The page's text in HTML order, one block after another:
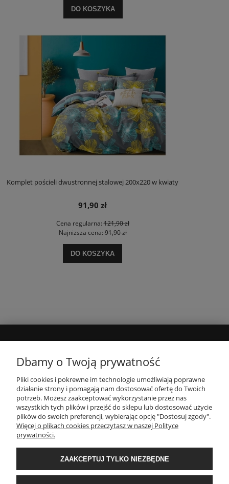
DO KOSZYKA
Komplet pościeli dwustronnej stalowej 200x220 w kwiaty
91,90 zł
Cena regularna:121,90 zł
Najniższa cena:91,90 zł
DO KOSZYKA
INFORMACJE
PŁATNOŚCI I DOSTAWA
O NAS
POPULARNE KATEGORIE
Dbamy o Twoją prywatność
Pliki cookies i pokrewne im technologie umożliwiają poprawne
działanie strony i pomagają nam dostosować ofertę do Twoich
potrzeb. Możesz zaakceptować wykorzystanie przez nas
wszystkich tych plików i przejść do sklepu lub dostosować użycie
plików do swoich preferencji, wybierając opcję "Dostosuj zgody".
Więcej o plikach cookies przeczytasz w naszej Polityce
prywatności.
ZAAKCEPTUJ TYLKO NIEZBĘDNE